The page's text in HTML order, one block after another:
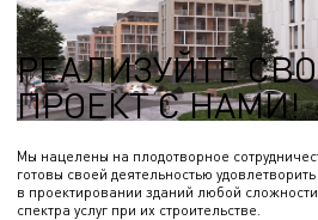
РЕАЛИЗУЙТЕ
ПРОЕКТ С НАМИ!
Мы нацелены на плодотворное
готовы своей деятельностью
в проектировании зданий любой
спектра услуг при их строительстве.